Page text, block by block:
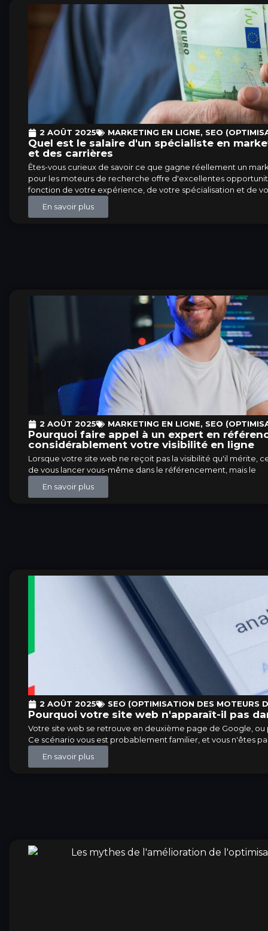
2 AOÛT 2025 MARKETING EN LIGNE, SEO
Quel est le salaire d'un spécialiste en
et des carrières
Êtes-vous curieux de savoir ce que gagne réellement un
pour les moteurs de recherche offre d'excellentes
fonction de votre expérience, de votre spécialisation et de
En savoir plus
2 AOÛT 2025 MARKETING EN LIGNE, SEO
Pourquoi faire appel à un expert en
considérablement votre visibilité en ligne
Lorsque votre site web ne reçoit pas la visibilité qu'il mérite,
de vous lancer vous-même dans le référencement, mais le
En savoir plus
2 AOÛT 2025 SEO (OPTIMISATION DES MOTEURS
Pourquoi votre site web n'apparaît-il pas
Votre site web se retrouve en deuxième page de Google, ou
Ce scénario vous est probablement familier, et vous n'êtes
En savoir plus